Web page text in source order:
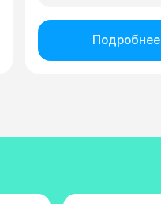
Подробнее